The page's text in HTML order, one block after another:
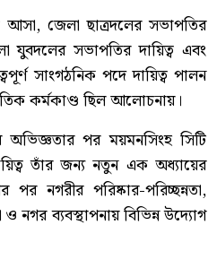
আসা, জেলা ছাত্রদলের সভাপতির
যুবদলের সভাপতির দায়িত্ব এবং
সাংগঠনিক পদে দায়িত্ব পালন
কর্মকাণ্ড ছিল আলোচনায়।
অভিজ্ঞতার পর ময়মনসিংহ সিটি
তাঁর জন্য নতুন এক অধ্যায়ের
পর নগরীর পরিষ্কার-পরিচ্ছন্নতা,
নগর ব্যবস্থাপনায় বিভিন্ন উদ্যোগ